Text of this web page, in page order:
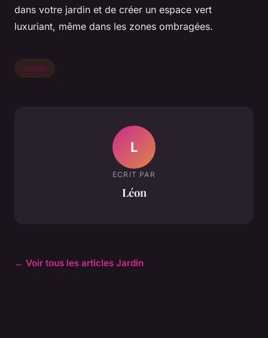
dans votre jardin et de créer un espace vert
luxuriant, même dans les zones ombragées.
Jardin
L
ECRIT PAR
Léon
← Voir tous les articles Jardin